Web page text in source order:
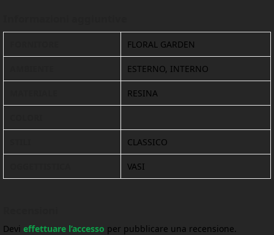
FLORAL GARDEN
ESTERNO, INTERNO
RESINA
CLASSICO
VASI
Devi effettuare l’accesso per pubblicare una recensione.